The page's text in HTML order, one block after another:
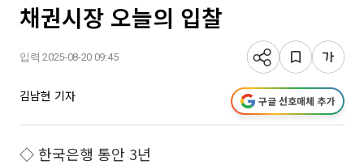
채권시장 오늘의 입찰
입력 2025-08-20 09:45
김남현 기자 구글 선호매체 추가
◇ 한국은행 통안 3년